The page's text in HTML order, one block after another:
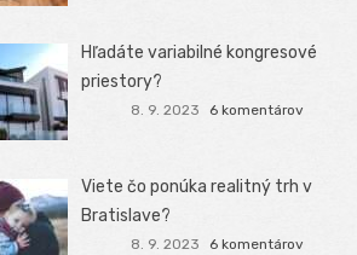
Hľadáte variabilné kongresové
priestory?
8. 9. 2023 6 komentárov
Viete čo ponúka realitný trh v
Bratislave?
8. 9. 2023 6 komentárov